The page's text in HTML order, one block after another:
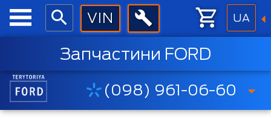
UA
Запчастини FORD
(098) 961-06-60